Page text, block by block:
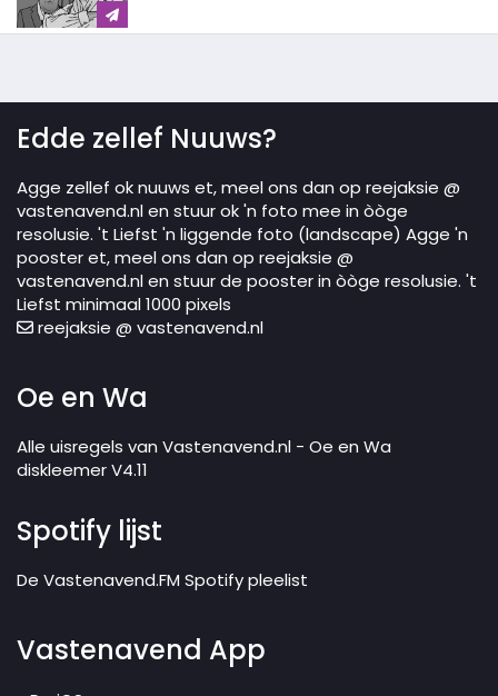
Edde zellef Nuuws?
Agge zellef ok nuuws et, meel ons dan op reejaksie @
vastenavend.nl en stuur ok 'n foto mee in òòge
resolusie. 't Liefst 'n liggende foto (landscape) Agge 'n
pooster et, meel ons dan op reejaksie @
vastenavend.nl en stuur de pooster in òòge resolusie. 't
Liefst minimaal 1000 pixels
reejaksie @ vastenavend.nl
Oe en Wa
Alle uisregels van Vastenavend.nl - Oe en Wa
diskleemer V4.11
Spotify lijst
De Vastenavend.FM Spotify pleelist
Vastenavend App